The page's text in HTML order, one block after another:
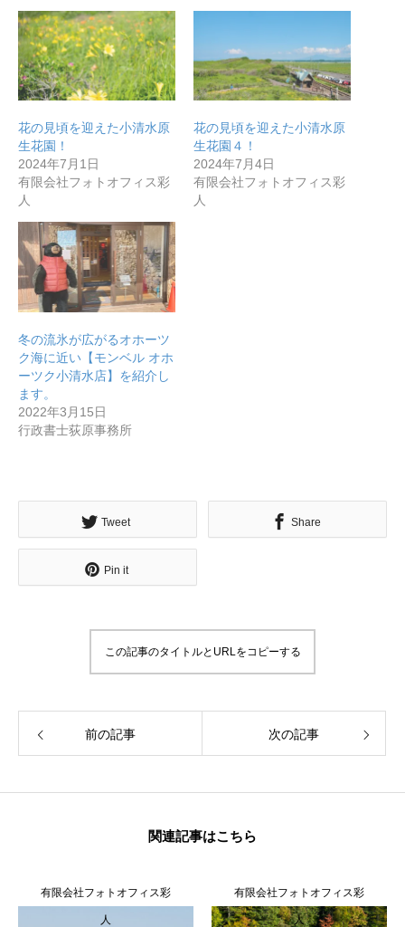
無料で登録したい企業様はこちら
メディア取材受付口はこちら
北海道最強のビジネス課題解決コミュニティ【北海道オ
花の見頃を迎えた小清水原
生花園！
2024年7月1日
有限会社フォトオフィス彩
人
花の見頃を迎えた小清水原
生花園４！
2024年7月4日
有限会社フォトオフィス彩
人
冬の流氷が広がるオホーツ
ク海に近い【モンベル オホ
ーツク小清水店】を紹介し
ます。
2022年3月15日
行政書士荻原事務所
Tweet Share
Pin it
この記事のタイトルとURLをコピーする
前の記事 次の記事
関連記事はこちら
有限会社フォトオフィス彩
人
有限会社フォトオフィス彩
人